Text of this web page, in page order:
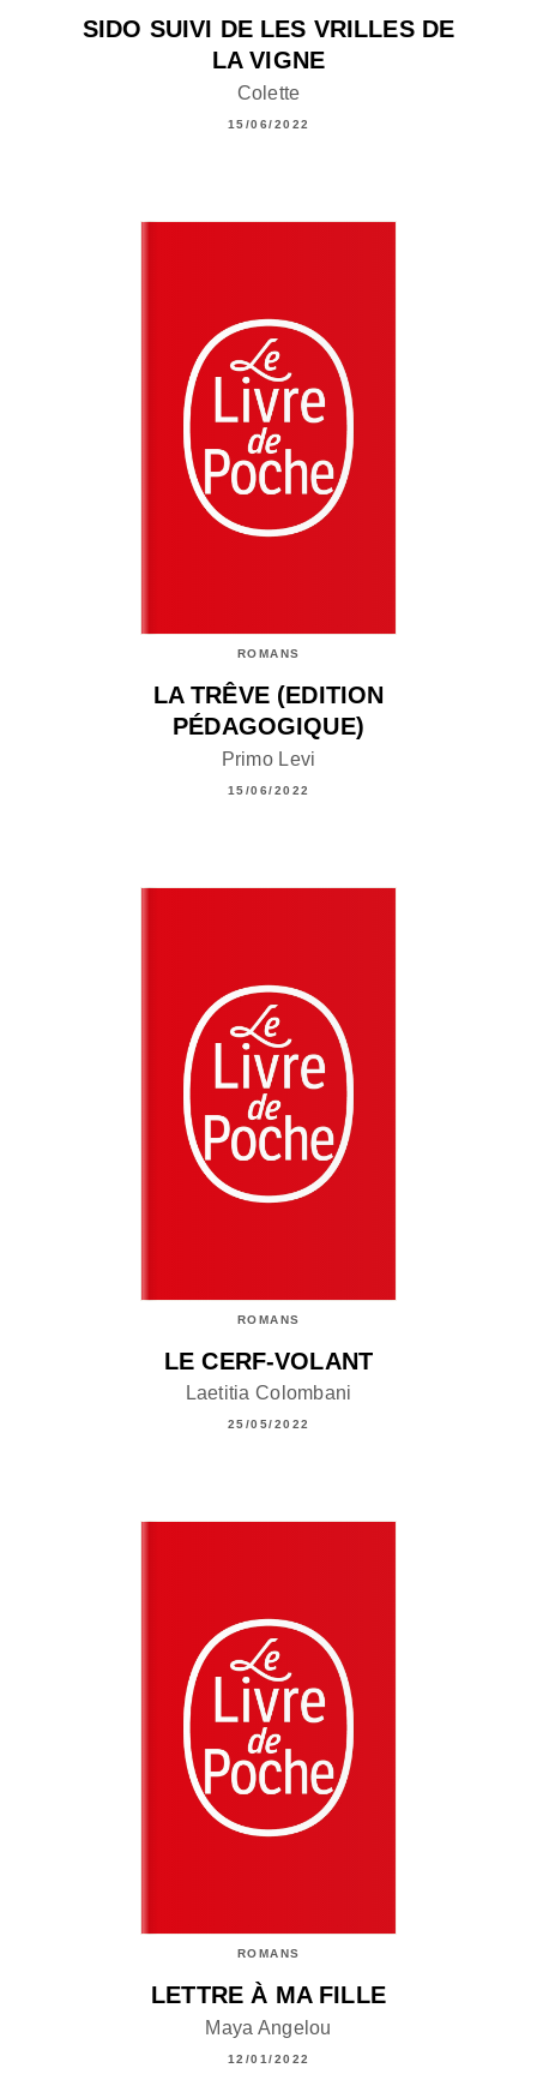
SIDO SUIVI DE LES VRILLES DE
LA VIGNE
Colette
15/06/2022
ROMANS
LA TRÊVE (EDITION
PÉDAGOGIQUE)
Primo Levi
15/06/2022
ROMANS
LE CERF-VOLANT
Laetitia Colombani
25/05/2022
ROMANS
LETTRE À MA FILLE
Maya Angelou
12/01/2022